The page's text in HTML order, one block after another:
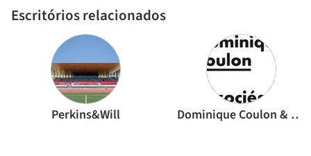
Escritórios relacionados
Perkins&Will Dominique Coulon & associés